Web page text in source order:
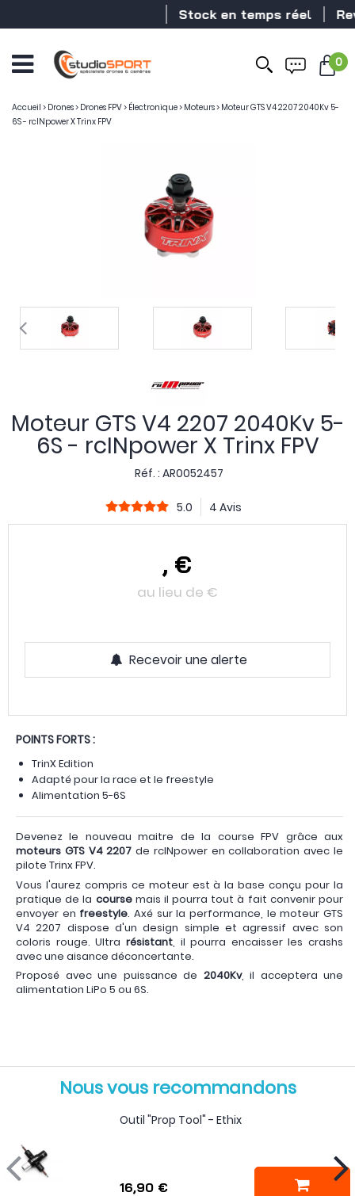
Stock en temps réel
0
Accueil > Drones> Drones FPV> Électronique> Moteurs> Moteur GTS V4 2207 2040Kv 5-
6S - rcINpower X Trinx FPV
Moteur GTS V4 2207 2040Kv 5-
6S - rcINpower X Trinx FPV
Réf. : AR0052457
5.0 4 Avis
, €
au lieu de €
Recevoir une alerte
POINTS FORTS :
TrinX Edition
Adapté pour la race et le freestyle
Alimentation 5-6S
Devenez le nouveau maitre de la course FPV grâce aux
moteurs GTS V4 2207 de rcINpower en collaboration avec le
pilote Trinx FPV.
Vous l'aurez compris ce moteur est à la base conçu pour la
pratique de la coursemais il pourra tout à fait convenir pour
envoyer en freestyle. Axé sur la performance, le moteur GTS
V4 2207 dispose d'un design simple et agressif avec son
coloris rouge. Ultra résistant, il pourra encaisser les crashs
avec une aisance déconcertante.
Proposé avec une puissance de 2040Kv, il acceptera une
alimentation LiPo 5 ou 6S.
Nous vous recommandons
Outil "Prop Tool" - Ethix
16,90 €